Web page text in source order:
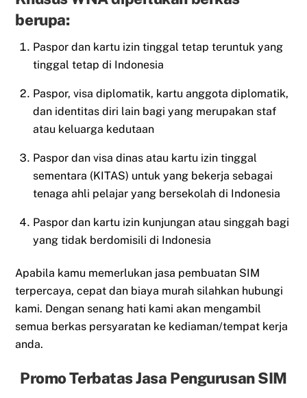
berupa:
Paspor dan kartu izin tinggal tetap teruntuk yang
tinggal tetap di Indonesia
Paspor, visa diplomatik, kartu anggota diplomatik,
dan identitas diri lain bagi yang merupakan staf
atau keluarga kedutaan
Paspor dan visa dinas atau kartu izin tinggal
sementara (KITAS) untuk yang bekerja sebagai
tenaga ahli pelajar yang bersekolah di Indonesia
Paspor dan kartu izin kunjungan atau singgah bagi
yang tidak berdomisili di Indonesia
Apabila kamu memerlukan jasa pembuatan SIM
terpercaya, cepat dan biaya murah silahkan hubungi
kami. Dengan senang hati kami akan mengambil
semua berkas persyaratan ke kediaman/tempat kerja
anda.
Promo Terbatas Jasa Pengurusan SIM